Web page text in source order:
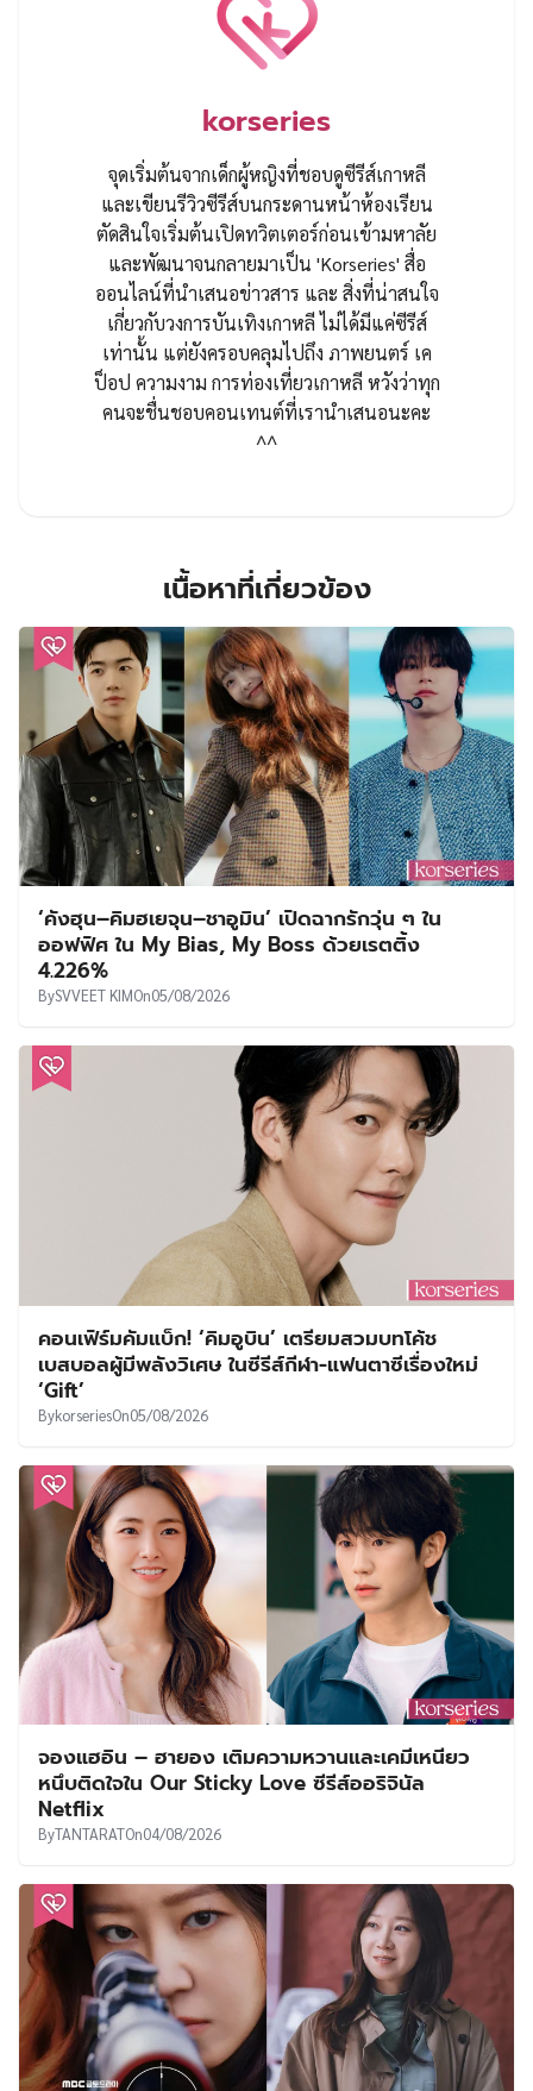
korseries
จุดเริ่มต้นจากเด็กผู้หญิงที่ชอบดูซีรีส์เกาหลี
และเขียนรีวิวซีรีส์บนกระดานหน้าห้องเรียน
ตัดสินใจเริ่มต้นเปิดทวิตเตอร์ก่อนเข้ามหาลัย
และพัฒนาจนกลายมาเป็น 'Korseries' สื่อ
ออนไลน์ที่นำเสนอข่าวสาร และ สิ่งที่น่าสนใจ
เกี่ยวกับวงการบันเทิงเกาหลี ไม่ได้มีแค่ซีรีส์
เท่านั้น แต่ยังครอบคลุมไปถึง ภาพยนตร์ เค
ป็อป ความงาม การท่องเที่ยวเกาหลี หวังว่าทุก
คนจะชื่นชอบคอนเทนต์ที่เรานำเสนอนะคะ
^^
เนื้อหาที่เกี่ยวข้อง
‘คังฮุน–คิมฮเยจุน–ชาอูมิน’ เปิดฉากรักวุ่น ๆ ใน
ออฟฟิศ ใน My Bias, My Boss ด้วยเรตติ้ง
4.226%
BySVVEET KIMOn05/08/2026
คอนเฟิร์มคัมแบ็ก! ‘คิมอูบิน’ เตรียมสวมบทโค้ช
เบสบอลผู้มีพลังวิเศษ ในซีรีส์กีฬา-แฟนตาซีเรื่องใหม่
‘Gift’
BykorseriesOn05/08/2026
จองแฮอิน – ฮายอง เติมความหวานและเคมีเหนียว
หนึบติดใจใน Our Sticky Love ซีรีส์ออริจินัล
Netflix
ByTANTARATOn04/08/2026